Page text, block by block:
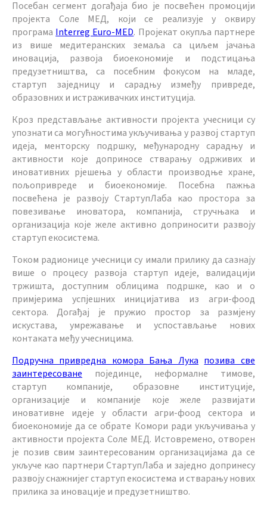
Посебан сегмент догађаја био је посвећен промоцији
пројекта Соле МЕД, који се реализује у оквиру
програма Interreg Euro-MED. Пројекат окупља партнере
из више медитеранских земаља са циљем јачања
иновација, развоја биоекономије и подстицања
предузетништва, са посебним фокусом на младе,
стартуп заједницу и сарадњу између привреде,
образовних и истраживачких институција.
Кроз представљање активности пројекта учесници су
упознати са могућностима укључивања у развој стартуп
идеја, менторску подршку, међународну сарадњу и
активности које доприносе стварању одрживих и
иновативних рјешења у области производње хране,
пољопривреде и биоекономије. Посебна пажња
посвећена је развоју СтартупЛаба као простора за
повезивање иноватора, компанија, стручњака и
организација које желе активно доприносити развоју
стартуп екосистема.
Током радионице учесници су имали прилику да сазнају
више о процесу развоја стартуп идеје, валидацији
тржишта, доступним облицима подршке, као и о
примјерима успјешних иницијатива из агри-фоод
сектора. Догађај је пружио простор за размјену
искустава, умрежавање и успостављање нових
контаката међу учесницима.
Подручна привредна комора Бања Лука позива све
заинтересоване појединце, неформалне тимове,
стартуп компаније, образовне институције,
организације и компаније које желе развијати
иновативне идеје у области агри-фоод сектора и
биоекономије да се обрате Комори ради укључивања у
активности пројекта Соле МЕД. Истовремено, отворен
је позив свим заинтересованим организацијама да се
укључе као партнери СтартупЛаба и заједно допринесу
развоју снажнијег стартуп екосистема и стварању нових
прилика за иновације и предузетништво.